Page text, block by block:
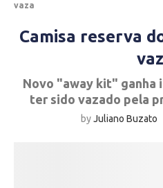
vaza
Camisa reserva
Novo "away kit" ganha
ter sido vazado pela
byJuliano Buzato